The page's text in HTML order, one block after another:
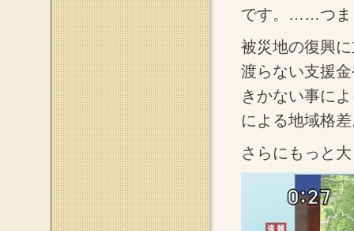
です。……つま
被災地の復興
渡らない支援
きかない事に
による地域格
さらにもっと